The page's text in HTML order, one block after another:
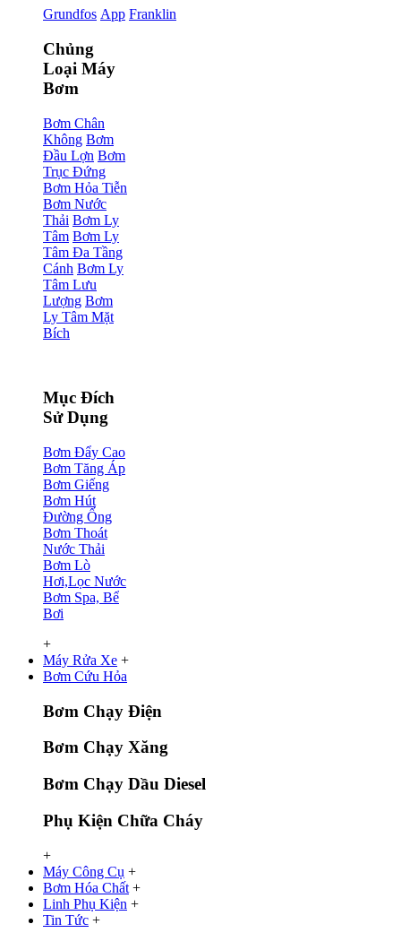
Grundfos App Franklin
Chủng
Loại Máy
Bơm
Bơm Chân
Không Bơm
Đầu Lợn Bơm
Trục Đứng
Bơm Hỏa Tiễn
Bơm Nước
Thải Bơm Ly
Tâm Bơm Ly
Tâm Đa Tầng
Cánh Bơm Ly
Tâm Lưu
Lượng Bơm
Ly Tâm Mặt
Bích
Mục Đích
Sử Dụng
Bơm Đẩy Cao
Bơm Tăng Áp
Bơm Giếng
Bơm Hút
Đường Ống
Bơm Thoát
Nước Thải
Bơm Lò
Hơi,Lọc Nước
Bơm Spa, Bể
Bơi
+
Máy Rửa Xe +
Bơm Cứu Hỏa
Bơm Chạy Điện
Bơm Chạy Xăng
Bơm Chạy Dầu Diesel
Phụ Kiện Chữa Cháy
+
Máy Công Cụ +
Bơm Hóa Chất +
Linh Phụ Kiện +
Tin Tức +